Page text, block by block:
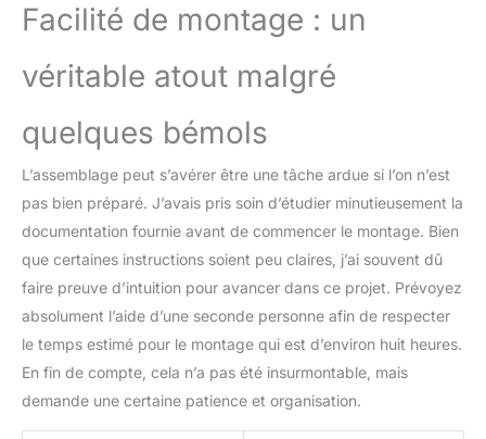
chacun un poids de 15
kg, tu peux accrocher
tes outils de jardin tels
que pelles, râteaux,
RÉSISTANT AUX
cabanon de jardin en
métal, tes outils sont
protégés des intempéries
coulissante en deux
parties garantit un accès
facile à la remise de
jardin. L'ouverture d'une
permet de faire passer
facilement des objets
encombrants ou
Facilité de montage : un
véritable atout malgré
quelques bémols
L’assemblage peut s’avérer être une tâche ardue si l’on n’est
pas bien préparé. J’avais pris soin d’étudier minutieusement la
documentation fournie avant de commencer le montage. Bien
que certaines instructions soient peu claires, j’ai souvent dû
faire preuve d’intuition pour avancer dans ce projet. Prévoyez
absolument l’aide d’une seconde personne afin de respecter
le temps estimé pour le montage qui est d’environ huit heures.
En fin de compte, cela n’a pas été insurmontable, mais
demande une certaine patience et organisation.